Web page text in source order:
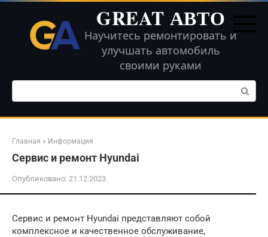
Перейти
контенту
GREAT АВТО
Научитесь ремонтировать и
улучшать автомобиль
своими руками
Поиск:
Главная » Информация
Сервис и ремонт Hyundai
Опубликовано: 21.12.2023
Сервис и ремонт Hyundai представляют собой
комплексное и качественное обслуживание,